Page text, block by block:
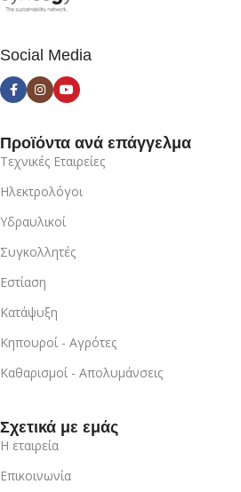
Social Media
Προϊόντα ανά επάγγελμα
Τεχνικές Εταιρείες
Ηλεκτρολόγοι
Υδραυλικοί
Συγκολλητές
Εστίαση
Κατάψυξη
Κηπουροί - Αγρότες
Καθαρισμοί - Απολυμάνσεις
Σχετικά με εμάς
Η εταιρεία
Επικοινωνία